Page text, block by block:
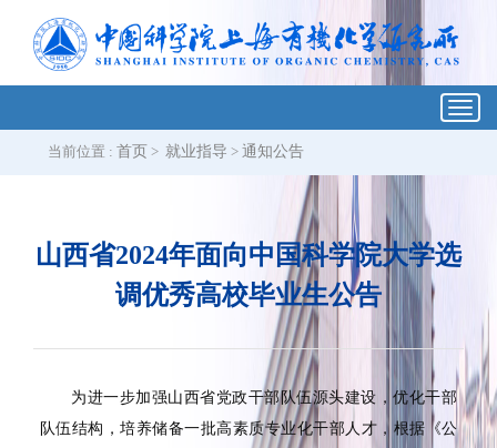
当前位置 : 首页 > 就业指导 > 通知公告
山西省2024年面向中国科学院大学选
调优秀高校毕业生公告
为进一步加强山西省党政干部队伍源头建设，优化干部
队伍结构，培养储备一批高素质专业化干部人才，根据《公